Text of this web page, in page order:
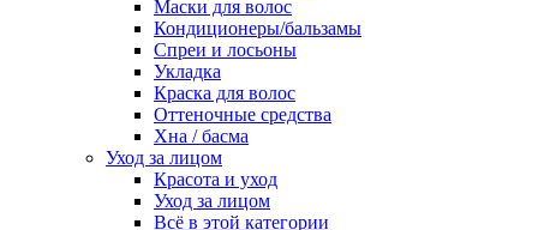
Маски для волос
Кондиционеры/бальзамы
Спреи и лосьоны
Укладка
Краска для волос
Оттеночные средства
Хна / басма
Уход за лицом
Красота и уход
Уход за лицом
Всё в этой категории